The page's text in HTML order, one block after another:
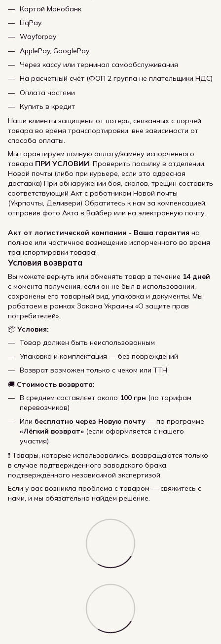
Картой Монобанк
LiqPay.
Wayforpay
ApplePay, GooglePay
Через кассу или терминал самообслуживания
На расчётный счёт (ФОП 2 группа не плательщики НДС)
Оплата частями
Купить в кредит
Наши клиенты защищены от потерь, связанных с порчей
товара во время транспортировки, вне зависимости от
способа оплаты.
Мы гарантируем полную оплату/замену испорченного
товара ПРИ УСЛОВИИ: Проверить посылку в отделении
Новой почты (либо при курьере, если это адресная
доставка) При обнаружении боя, сколов, трещин составить
соответствующий Акт с работником Новой почты
(Укрпочты, Деливери) Обратитесь к нам за компенсацией,
отправив фото Акта в Вайбер или на электронную почту.
Акт от логистической компании - Ваша гарантия на
полное или частичное возмещение испорченного во время
транспортировки товара!
Условия возврата
Вы можете вернуть или обменять товар в течение 14 дней
с момента получения, если он не был в использовании,
сохранены его товарный вид, упаковка и документы. Мы
работаем в рамках Закона Украины «О защите прав
потребителей».
📦 Условия:
Товар должен быть неиспользованным
Упаковка и комплектация — без повреждений
Возврат возможен только с чеком или ТТН
🚚 Стоимость возврата:
В среднем составляет около 100 грн (по тарифам
перевозчиков)
Или бесплатно через Новую почту — по программе
«Лёгкий возврат» (если оформляется с нашего
участия)
❗ Товары, которые использовались, возвращаются только
в случае подтверждённого заводского брака,
подтверждённого независимой экспертизой.
Если у вас возникла проблема с товаром — свяжитесь с
нами, и мы обязательно найдём решение.